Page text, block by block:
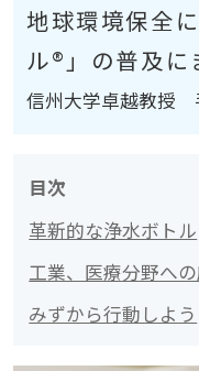
地球環境保全
ル®」の普及に
信州大学卓越教授
目次
革新的な浄水ボトル
工業、医療分野へ
みずから行動しよう